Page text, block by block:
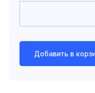
Добавить в